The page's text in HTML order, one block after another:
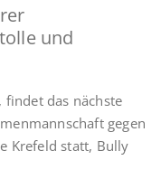
und
findet das nächste
gegen
Krefeld statt, Bully